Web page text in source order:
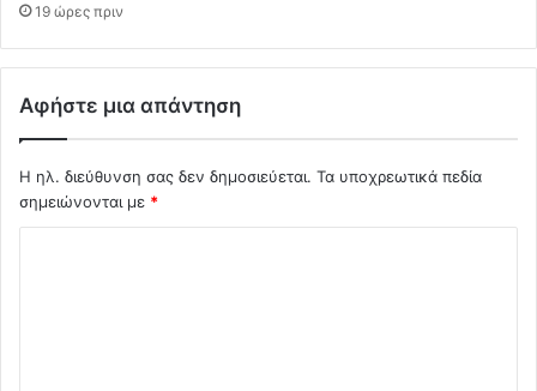
19 ώρες πριν
Αφήστε μια απάντηση
Η ηλ. διεύθυνση σας δεν δημοσιεύεται. Τα υποχρεωτικά πεδία
σημειώνονται με *